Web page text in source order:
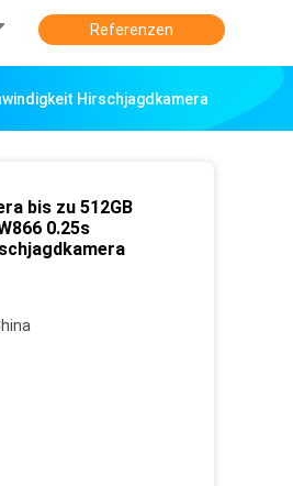
Referenzen
Hirschjagdkamera
bis zu 512GB
0.25s